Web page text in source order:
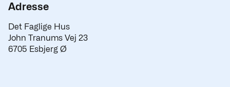
Adresse
Det Faglige Hus
John Tranums Vej 23
6705 Esbjerg Ø